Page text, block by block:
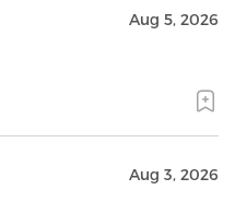
Aug 5, 2026
Aug 3, 2026